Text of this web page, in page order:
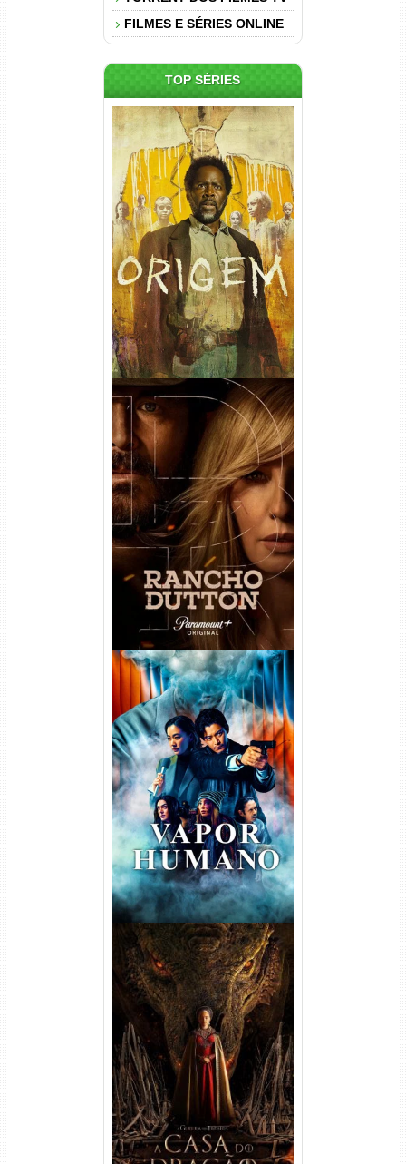
FILMES E SÉRIES ONLINE
TOP SÉRIES
Origem 4ª Temporada Torrent
(2026) WEB-DL 1080p/4K
Dual Áudio
Rancho Dutton 1ª
Temporada Torrent (2026)
WEB-DL 1080p Dual Áudio
Vapor Humano 1ª Temporada
Torrent (2026) WEB-DL 1080p
Dual Áudio
A Casa do Dragão 1ª
Temporada Torrent (2022)
WEB-DL 720p/1080p Dual
Áudio